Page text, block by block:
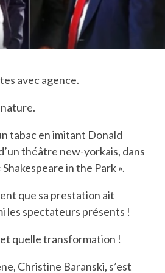
UN GRONDIN FOURRÉ AUX
avec agence.
tabac en imitant Donald
théâtre new-yorkais, dans
in the Park ».
que sa prestation ait
les spectateurs présents !
quelle transformation !
Christine Baranski, s’est